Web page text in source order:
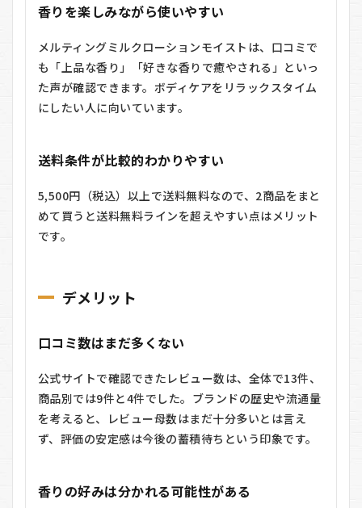
香りを楽しみながら使いやすい
メルティングミルクローションモイストは、口コミで
も「上品な香り」「好きな香りで癒やされる」といっ
た声が確認できます。ボディケアをリラックスタイム
にしたい人に向いています。
送料条件が比較的わかりやすい
5,500円（税込）以上で送料無料なので、2商品をまと
めて買うと送料無料ラインを超えやすい点はメリット
です。
デメリット
口コミ数はまだ多くない
公式サイトで確認できたレビュー数は、全体で13件、
商品別では9件と4件でした。ブランドの歴史や流通量
を考えると、レビュー母数はまだ十分多いとは言え
ず、評価の安定感は今後の蓄積待ちという印象です。
香りの好みは分かれる可能性がある